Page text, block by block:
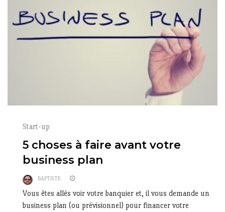
Start-up
5 choses à faire avant votre
business plan
BAPTISTE
Vous êtes allés voir votre banquier et, il vous demande un
business plan (ou prévisionnel) pour financer votre